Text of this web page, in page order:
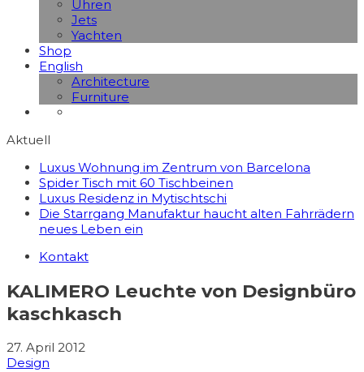
Uhren
Jets
Yachten
Shop
English
Architecture
Furniture
Aktuell
Luxus Wohnung im Zentrum von Barcelona
Spider Tisch mit 60 Tischbeinen
Luxus Residenz in Mytischtschi
Die Starrgang Manufaktur haucht alten Fahrrädern
neues Leben ein
Kontakt
KALIMERO Leuchte von Designbüro
kaschkasch
27. April 2012
Design